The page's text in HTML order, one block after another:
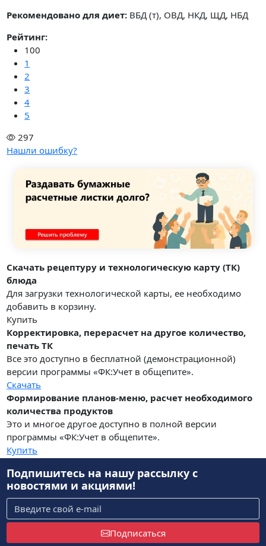
Рекомендовано для диет: ВБД (т), ОВД, НКД, ЩД, НБД
Рейтинг:
100
1
2
3
4
5
297
Нашли ошибку?
Скачать рецептуру и технологическую карту (ТК)
блюда
Для загрузки технологической карты, ее необходимо
добавить в корзину.
Купить
Корректировка, перерасчет на другое количество,
печать ТК
Все это доступно в бесплатной (демонстрационной)
версии программы «ФК:Учет в общепите».
Скачать
Формирование планов-меню, расчет необходимого
количества продуктов
Это и многое другое доступно в полной версии
программы «ФК:Учет в общепите».
Купить
Подпишитесь на нашу рассылкус
новостями и акциями!
Подписаться